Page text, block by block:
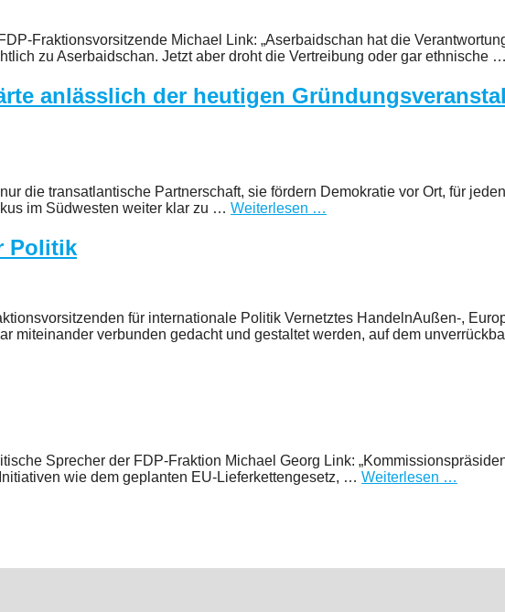
Fraktionsvorsitzende Michael Link: „Aserbaidschan hat die
zu Aserbaidschan. Jetzt aber droht die Vertreibung oder gar ethnische …
anlässlich der heutigen
die transatlantische Partnerschaft, sie fördern Demokratie vor Ort, für
im Südwesten weiter klar zu … Weiterlesen …
Politik
für internationale Politik Vernetztes HandelnAußen-,
miteinander verbunden gedacht und gestaltet werden, auf dem
Sprecher der FDP-Fraktion Michael Georg Link:
wie dem geplanten EU-Lieferkettengesetz, … Weiterlesen …